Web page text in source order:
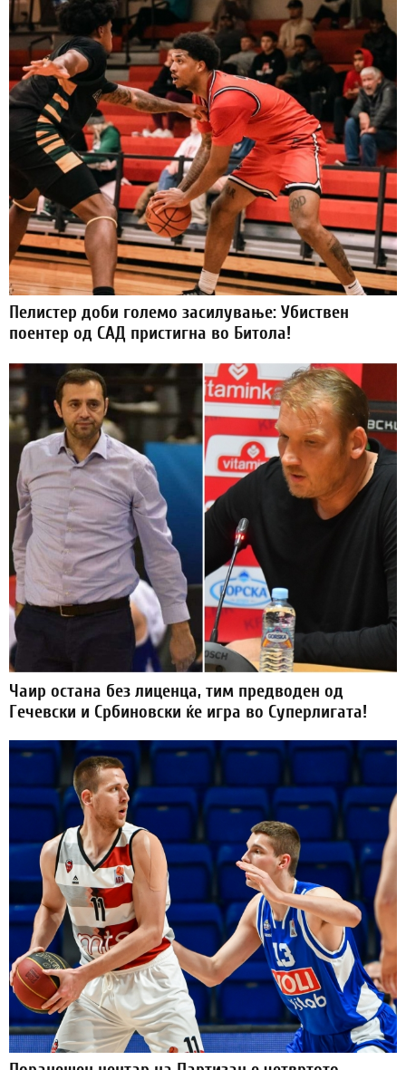
Пелистер доби големо засилување: Убиствен
поентер од САД пристигна во Битола!
Чаир остана без лиценца, тим предводен од
Гечевски и Србиновски ќе игра во Суперлигата!